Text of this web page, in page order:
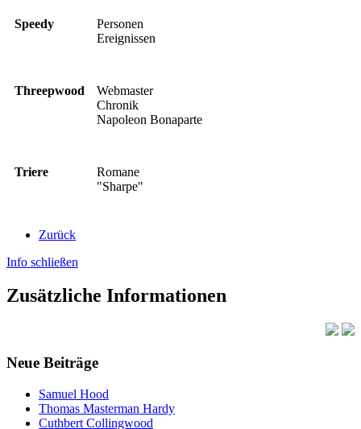
Speedy
Personen
Ereignissen
Threepwood
Webmaster
Chronik
Napoleon Bonaparte
Triere
Romane
"Sharpe"
Zurück
Info schließen
Zusätzliche Informationen
Neue Beiträge
Samuel Hood
Thomas Masterman Hardy
Cuthbert Collingwood